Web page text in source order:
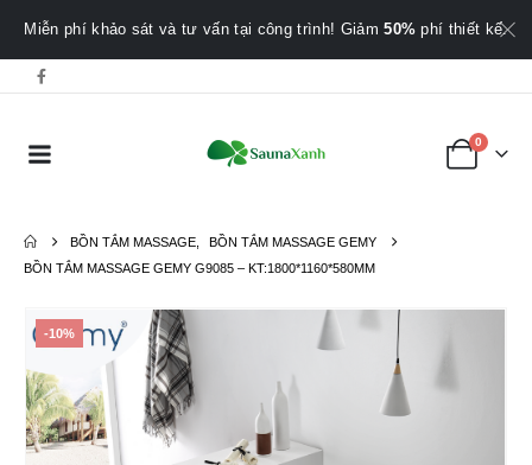
Miễn phí khảo sát và tư vấn tại công trình! Giảm50% phí thiết kế.
0
BỒN TẮM MASSAGE
BỒN TẮM MASSAGE GEMY
BỒN TẮM MASSAGE GEMY G9085 – KT:1800*1160*580MM
-10%